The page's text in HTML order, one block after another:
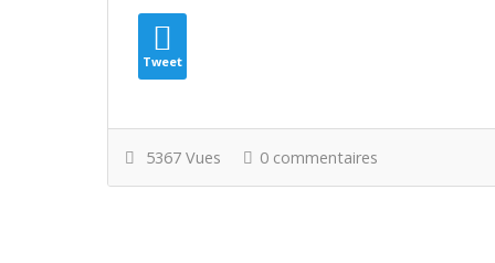
Tweet
5367 Vues 0 commentaires